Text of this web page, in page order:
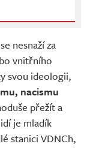
nesnaží za
vnitřního
svou ideologii,
nacismu
přežít a
je mladík
stanici VDNCh,